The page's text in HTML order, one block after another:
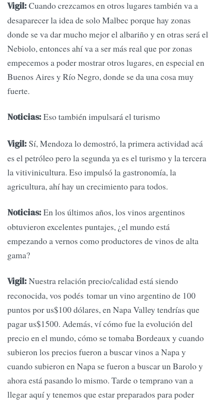
Vigil:Cuando crezcamos en otros lugares también va a
desaparecer la idea de solo Malbec porque hay zonas
donde se va dar mucho mejor el albariño y en otras será el
Nebiolo, entonces ahí va a ser más real que por zonas
empecemos a poder mostrar otros lugares, en especial en
Buenos Aires y Río Negro, donde se da una cosa muy
fuerte.
Noticias:Eso también impulsará el turismo
Vigil:Sí, Mendoza lo demostró, la primera actividad acá
es el petróleo pero la segunda ya es el turismo y la tercera
la vitivinicultura. Eso impulsó la gastronomía, la
agricultura, ahí hay un crecimiento para todos.
Noticias:En los últimos años, los vinos argentinos
obtuvieron excelentes puntajes, ¿el mundo está
empezando a vernos como productores de vinos de alta
gama?
Vigil:Nuestra relación precio/calidad está siendo
reconocida, vos podés tomar un vino argentino de 100
puntos por us$100 dólares, en Napa Valley tendrías que
pagar us$1500. Además, ví cómo fue la evolución del
precio en el mundo, cómo se tomaba Bordeaux y cuando
subieron los precios fueron a buscar vinos a Napa y
cuando subieron en Napa se fueron a buscar un Barolo y
ahora está pasando lo mismo. Tarde o temprano van a
llegar aquí y tenemos que estar preparados para poder